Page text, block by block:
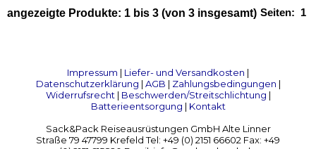
Seiten: 1
angezeigte Produkte: 1 bis 3 (von 3 insgesamt)
Impressum | Liefer- und Versandkosten |
Datenschutzerklärung | AGB | Zahlungsbedingungen |
Widerrufsrecht| Beschwerden/Streitschlichtung |
Batterieentsorgung | Kontakt
Sack&Pack Reiseausrüstungen GmbH Alte Linner
Straße 79 47799 Krefeld Tel: +49 (0) 2151 66602 Fax: +49